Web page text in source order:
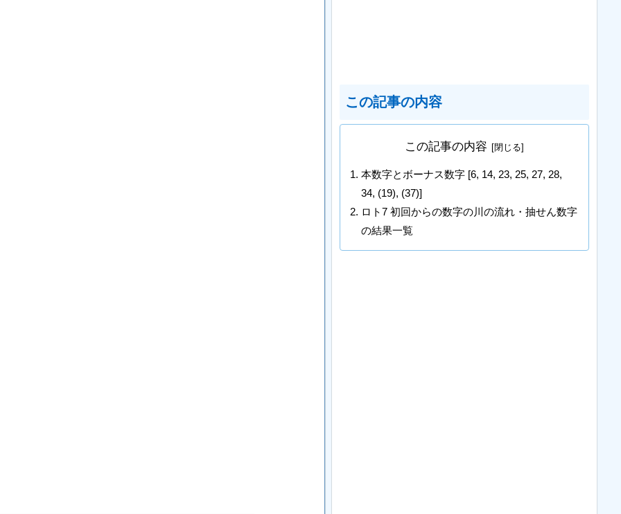
この記事の内容
この記事の内容
本数字とボーナス数字 [6, 14, 23, 25, 27, 28,
34, (19), (37)]
ロト7 初回からの数字の川の流れ・抽せん数字
の結果一覧